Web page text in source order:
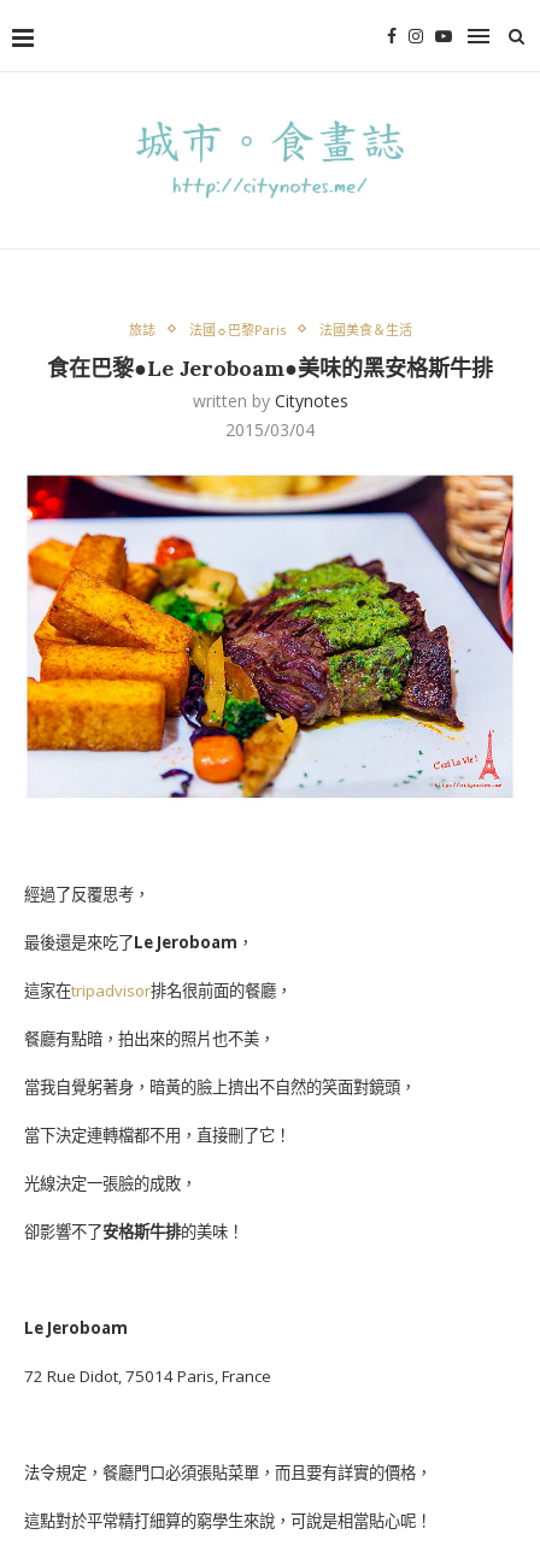
旅誌 法國☼巴黎Paris 法國美食＆生活
食在巴黎●Le Jeroboam●美味的黑安格斯牛排
written by Citynotes
2015/03/04
經過了反覆思考，
最後還是來吃了Le Jeroboam ，
這家在tripadvisor排名很前面的餐廳，
餐廳有點暗，拍出來的照片也不美，
當我自覺躬著身，暗黃的臉上擠出不自然的笑面對鏡頭，
當下決定連轉檔都不用，直接刪了它！
光線決定一張臉的成敗，
卻影響不了安格斯牛排的美味！
Le Jeroboam
72 Rue Didot, 75014 Paris, France
法令規定，餐廳門口必須張貼菜單，而且要有詳實的價格，
這點對於平常精打細算的窮學生來說，可說是相當貼心呢！